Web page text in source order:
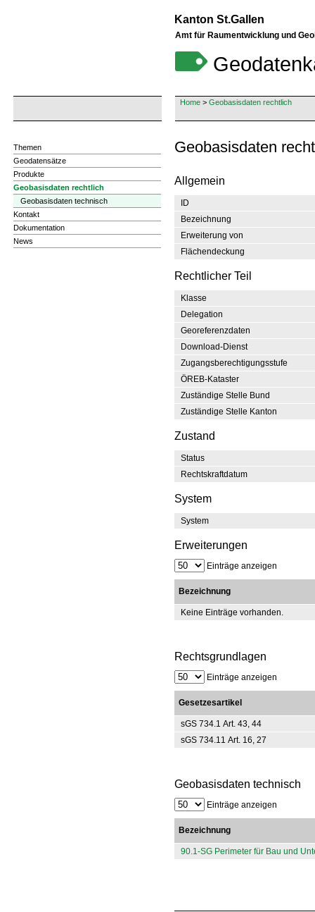
Kanton St.Gallen
Amt für Raumentwicklung und
Home > Geobasisdaten rechtlich
Themen
Geodatensätze
Produkte
Geobasisdaten rechtlich
Geobasisdaten technisch
Kontakt
Dokumentation
News
Geobasisdaten
Allgemein
ID
Bezeichnung
Erweiterung von
Flächendeckung
Rechtlicher Teil
Klasse
Delegation
Georeferenzdaten
Download-Dienst
Zugangsberechtigungsstufe
ÖREB-Kataster
Zuständige Stelle Bund
Zuständige Stelle Kanton
Zustand
Status
Rechtskraftdatum
System
System
Erweiterungen
Einträge anzeigen
Bezeichnung
Keine Einträge vorhanden.
Rechtsgrundlagen
Einträge anzeigen
Gesetzesartikel
sGS 734.1 Art. 43, 44
sGS 734.11 Art. 16, 27
Geobasisdaten technisch
Einträge anzeigen
Bezeichnung
90.1-SG Perimeter für Bau und